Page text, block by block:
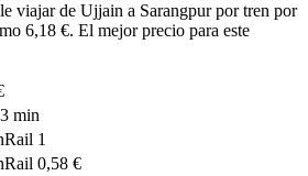
viajar de Ujjain a Sarangpur por tren por
6,18 €. El mejor precio para este
min
1
0,58 €